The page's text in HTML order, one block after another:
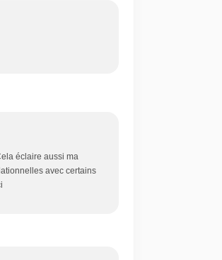
éclaire aussi ma
avec certains